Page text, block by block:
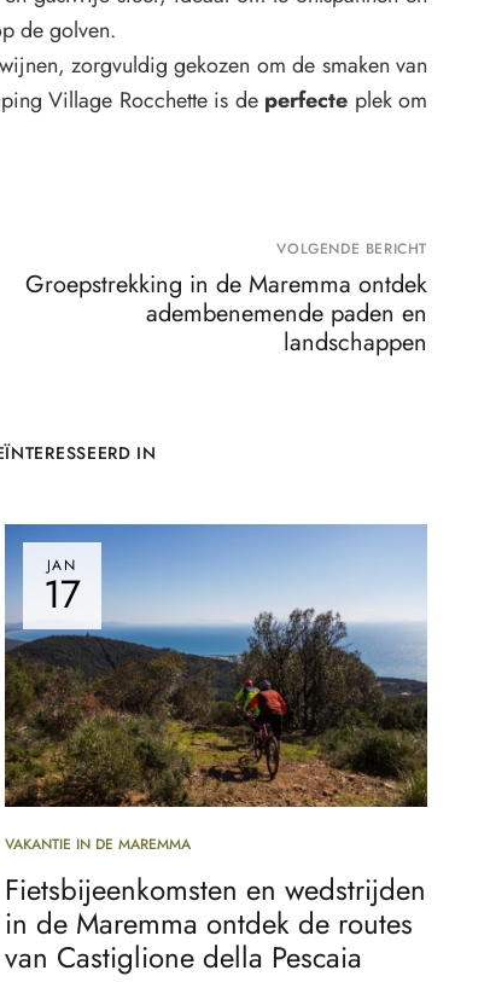
de golven.
zorgvuldig gekozen om de smaken van
Village Rocchette is de perfecte plek om
VOLGENDE BERICHT
Groepstrekking in de Maremma ontdek
adembenemende paden en
landschappen
IN
JAN
17
VAKANTIE IN DE MAREMMA
Fietsbijeenkomsten en wedstrijden
in de Maremma ontdek de routes
van Castiglione della Pescaia